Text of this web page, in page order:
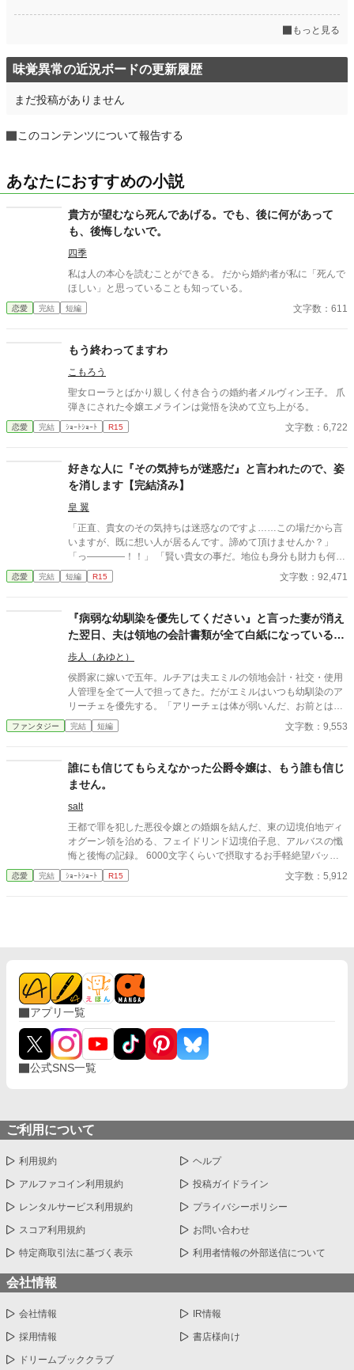
もっと見る
味覚異常の近況ボードの更新履歴
まだ投稿がありません
このコンテンツについて報告する
あなたにおすすめの小説
貴方が望むなら死んであげる。でも、後に何があって
も、後悔しないで。
四季
私は人の本心を読むことができる。 だから婚約者が私に「死んで
ほしい」と思っていることも知っている。
恋愛 完結 短編 文字数：611
もう終わってますわ
こもろう
聖女ローラとばかり親しく付き合うの婚約者メルヴィン王子。 爪
弾きにされた令嬢エメラインは覚悟を決めて立ち上がる。
恋愛 完結 ｼｮｰﾄｼｮｰﾄ R15 文字数：6,722
好きな人に『その気持ちが迷惑だ』と言われたので、姿
を消します【完結済み】
皇 翼
「正直、貴女のその気持ちは迷惑なのですよ……この場だから言
いますが、既に想い人が居るんです。諦めて頂けませんか？」
「っ――――！！」 「賢い貴女の事だ。地位も身分も財力も何も
かもが貴女にとっては高嶺の花だと元々分かっていたのでしょ
う？そんな感情を持っているだけ時間が無駄だと思いません
に想い人がいる。気持ちが迷惑。諦めろ。時間の無駄。彼は止ま
らず話し続ける。彼が口を開く度に、まるで弾丸のように心を抉
っていった。 ＊＊＊＊＊＊ ・執筆時間空けてしまった間に途中過
程が気に食わなくなったので、設定などを少し変えて改稿してい
ます。
恋愛 完結 短編 R15 文字数：92,471
『病弱な幼馴染を優先してください』と言った妻が消え
た翌日、夫は領地の会計書類が全て白紙になっているこ
とに気づいた
歩人（あゆと）
侯爵家に嫁いで五年。ルチアは夫エミルの領地会計・社交・使用
人管理を全て一人で担ってきた。だがエミルはいつも幼馴染のア
リーチェを優先する。「アリーチェは体が弱いんだ、お前とは違
う」——その言葉を百回聞いた日、ルチアは微笑んで離縁届に署
名した。「ええ、私は丈夫ですから。どうぞ幼馴染様をお大事
らの陳情の山、そして紅茶の淹れ方すら知らない自分。三ヶ月
後、かつて「地味な妻」と呼ばれたルチアは、辺境伯の財務顧問
として辣腕を振るっていた。
ファンタジー 完結 短編 文字数：9,553
誰にも信じてもらえなかった公爵令嬢は、もう誰も信じ
ません。
salt
王都で罪を犯した悪役令嬢との婚姻を結んだ、東の辺境伯地ディ
オグーン領を治める、フェイドリンド辺境伯子息、アルバスの懺
悔と後悔の記録。 6000文字くらいで摂取するお手軽絶望バッド
エンドです。 ＊なろう・pixivにも掲載しています。
恋愛 完結 ｼｮｰﾄｼｮｰﾄ R15 文字数：5,912
アプリ一覧
公式SNS一覧
ご利用について
利用規約 ヘルプ
アルファコイン利用規約 投稿ガイドライン
レンタルサービス利用規約 プライバシーポリシー
スコア利用規約 お問い合わせ
特定商取引法に基づく表示 利用者情報の外部送信について
会社情報
会社情報 IR情報
採用情報 書店様向け
ドリームブッククラブ